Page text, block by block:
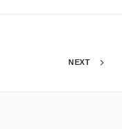
NEXT